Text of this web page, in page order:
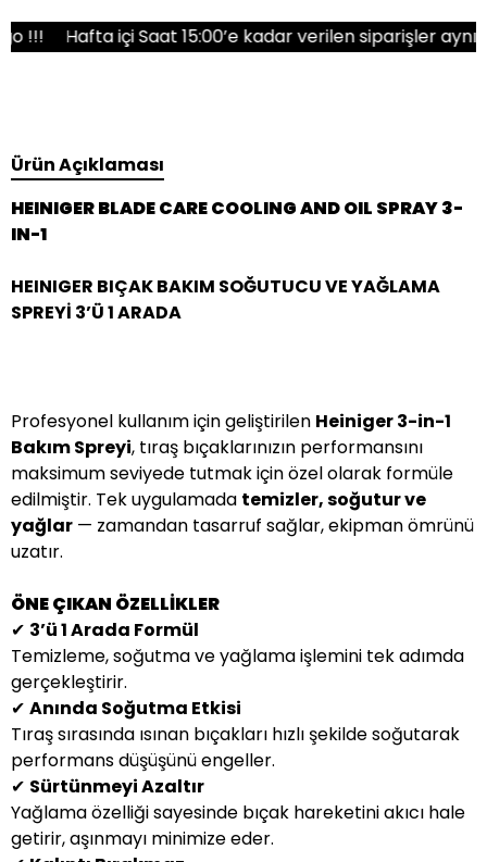
Hafta içi Saat 15:00’e kadar verilen siparişler aynı gün
Ürün Açıklaması
HEINIGER BLADE CARE COOLING AND OIL SPRAY 3-
IN-1
HEINIGER BIÇAK BAKIM SOĞUTUCU VE YAĞLAMA
SPREYİ 3’Ü 1 ARADA
Profesyonel kullanım için geliştirilen Heiniger 3-in-1
Bakım Spreyi, tıraş bıçaklarınızın performansını
maksimum seviyede tutmak için özel olarak formüle
edilmiştir. Tek uygulamada temizler, soğutur ve
yağlar — zamandan tasarruf sağlar, ekipman ömrünü
uzatır.
ÖNE ÇIKAN ÖZELLİKLER
✔ 3’ü 1 Arada Formül
Temizleme, soğutma ve yağlama işlemini tek adımda
gerçekleştirir.
✔ Anında Soğutma Etkisi
Tıraş sırasında ısınan bıçakları hızlı şekilde soğutarak
performans düşüşünü engeller.
✔ Sürtünmeyi Azaltır
Yağlama özelliği sayesinde bıçak hareketini akıcı hale
getirir, aşınmayı minimize eder.